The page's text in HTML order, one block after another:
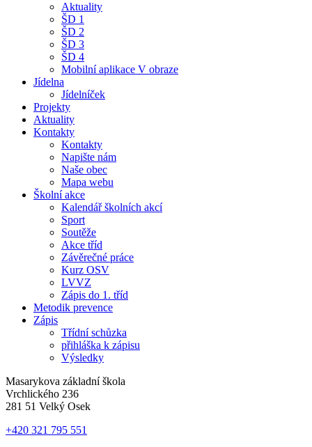
Aktuality
ŠD 1
ŠD 2
ŠD 3
ŠD 4
Mobilní aplikace V obraze
Jídelna
Jídelníček
Projekty
Aktuality
Kontakty
Kontakty
Napište nám
Naše obec
Mapa webu
Školní akce
Kalendář školních akcí
Sport
Soutěže
Akce tříd
Závěrečné práce
Kurz OSV
LVVZ
Zápis do 1. tříd
Metodik prevence
Zápis
Třídní schůzka
přihláška k zápisu
Výsledky
Masarykova základní škola
Vrchlického 236
281 51 Velký Osek
+420 321 795 551